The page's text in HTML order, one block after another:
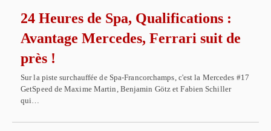
24 Heures de Spa, Qualifications :
Avantage Mercedes, Ferrari suit de
près !
Sur la piste surchauffée de Spa-Francorchamps, c'est la Mercedes #17
GetSpeed de Maxime Martin, Benjamin Götz et Fabien Schiller
qui…